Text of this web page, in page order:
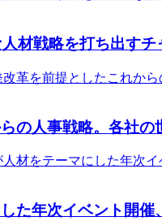
材戦略を打ち出すチ
の人事戦略。各社
た年次イベント開